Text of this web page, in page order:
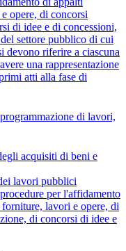
opere, di concorsi
di idee e di concessioni,
settore pubblico di cui
devono riferire a ciascuna
una rappresentazione
atti alla fase di
di lavori,
acquisiti di beni e
lavori pubblici
per l'affidamento
lavori e opere, di
di concorsi di idee e